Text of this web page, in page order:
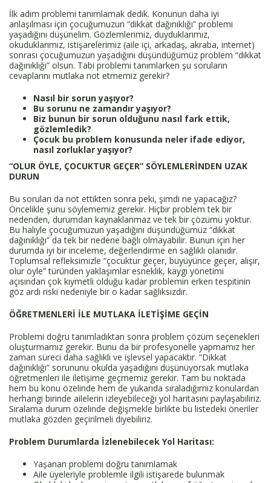
İlk adım problemi tanımlamak dedik. Konunun daha iyi
anlaşılması için çocuğumuzun “dikkat dağınıklığı” problemi
yaşadığını düşünelim. Gözlemlerimiz, duyduklarımız,
okuduklarımız, istişarelerimiz (aile içi, arkadaş, akraba, internet)
sonrası çocuğumuzun yaşadığını düşündüğümüz problem “dikkat
dağınıklığı” olsun. Tabi problemi tanımlarken şu soruların
cevaplarını mutlaka not etmemiz gerekir?
Nasıl bir sorun yaşıyor?
Bu sorunu ne zamandır yaşıyor?
Biz bunun bir sorun olduğunu nasıl fark ettik,
gözlemledik?
Çocuk bu problem konusunda neler ifade ediyor,
nasıl zorluklar yaşıyor?
“OLUR ÖYLE, ÇOCUKTUR GEÇER” SÖYLEMLERİNDEN UZAK
DURUN
Bu soruları da not ettikten sonra peki, şimdi ne yapacağız?
Öncelikle şunu söylememiz gerekir. Hiçbir problem tek bir
nedenden, durumdan kaynaklanmaz ve tek bir çözümü yoktur.
Bu haliyle çocuğumuzun yaşadığını düşündüğümüz “dikkat
dağınıklığı” da tek bir nedene bağlı olmayabilir. Bunun için her
durumda iyi bir inceleme, değerlendirme en sağlıklı olanıdır.
Toplumsal refleksimizle “çocuktur geçer, büyüyünce geçer, alışır,
olur öyle” türünden yaklaşımlar esneklik, kaygı yönetimi
açısından çok kıymetli olduğu kadar problemin erken tespitinin
göz ardı riski nedeniyle bir o kadar sağlıksızdır.
ÖĞRETMENLERİ İLE MUTLAKA İLETİŞİME GEÇİN
Problemi doğru tanımladıktan sonra problem çözüm seçenekleri
oluşturmamız gerekir. Bunu da bir profesyonelle yapmamız her
zaman süreci daha sağlıklı ve işlevsel yapacaktır. “Dikkat
dağınıklığı” sorununu okulda yaşadığını düşünüyorsak mutlaka
öğretmenleri ile iletişime geçmemiz gerekir. Tam bu noktada
hem bu konu özelinde hem de yukarıda sıraladığımız konulardan
herhangi birinde ailelerin izleyebileceği yol haritasını paylaşabiliriz.
Sıralama durum özelinde değişmekle birlikte bu listedeki öneriler
mutlaka gözden geçirilmeli diyebiliriz.
Problem Durumlarda İzlenebilecek Yol Haritası:
Yaşanan problemi doğru tanımlamak
Aile üyeleriyle problemle ilgili istişarede bulunmak